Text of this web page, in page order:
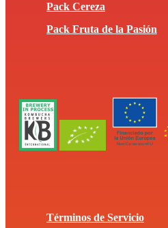
Pack Cereza
Pack Fruta de la Pasión
Términos de Servicio